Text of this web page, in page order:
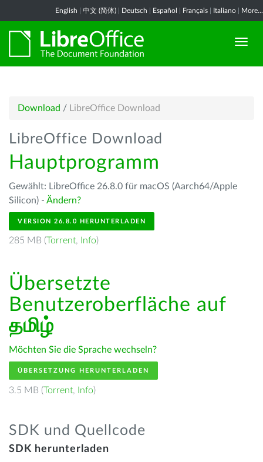
English 中文 (简体) Deutsch Español Français Italiano More...
Download / LibreOffice Download
LibreOffice Download
Hauptprogramm
Gewählt: LibreOffice 26.8.0 für macOS (Aarch64/Apple
Silicon) - Ändern?
VERSION 26.8.0 HERUNTERLADEN
285 MB (Torrent, Info)
Übersetzte
Benutzeroberfläche auf
தமிழ்
Möchten Sie die Sprache wechseln?
ÜBERSETZUNG HERUNTERLADEN
3.5 MB (Torrent, Info)
SDK und Quellcode
SDK herunterladen